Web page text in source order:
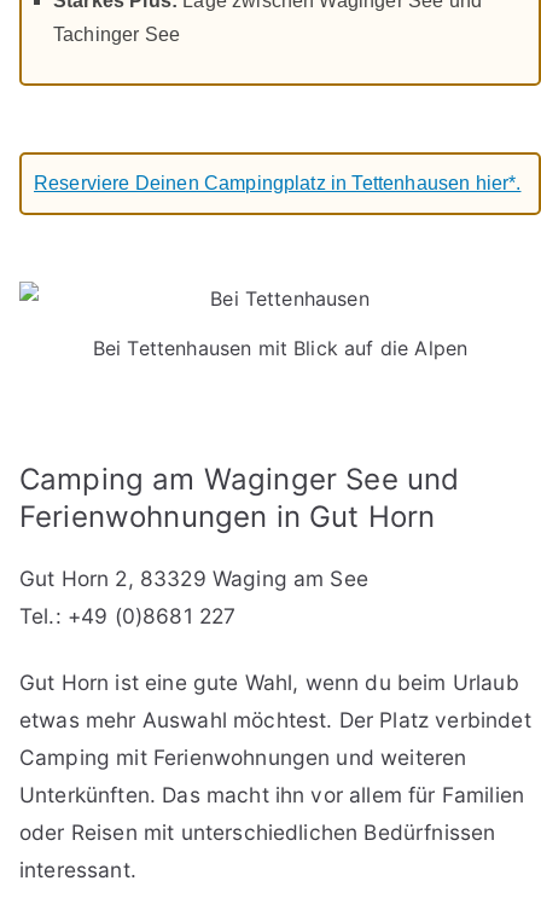
Tachinger See
Reserviere Deinen Campingplatz in Tettenhausen hier*.
Bei Tettenhausen mit Blick auf die Alpen
Camping am Waginger See und
Ferienwohnungen in Gut Horn
Gut Horn 2, 83329 Waging am See
Tel.: +49 (0)8681 227
Gut Horn ist eine gute Wahl, wenn du beim Urlaub
etwas mehr Auswahl möchtest. Der Platz verbindet
Camping mit Ferienwohnungen und weiteren
Unterkünften. Das macht ihn vor allem für Familien
oder Reisen mit unterschiedlichen Bedürfnissen
interessant.